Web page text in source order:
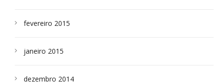
fevereiro 2015
janeiro 2015
dezembro 2014